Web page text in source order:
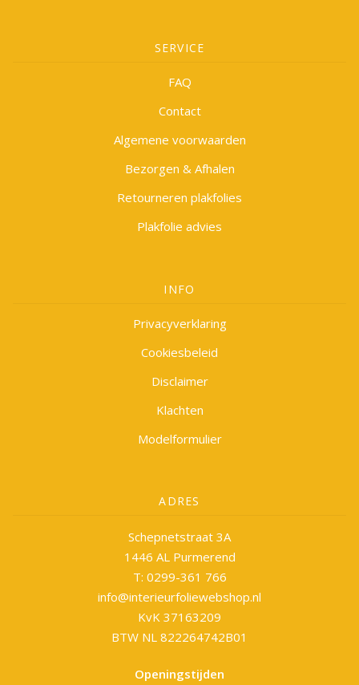
SERVICE
FAQ
Contact
Algemene voorwaarden
Bezorgen & Afhalen
Retourneren plakfolies
Plakfolie advies
INFO
Privacyverklaring
Cookiesbeleid
Disclaimer
Klachten
Modelformulier
ADRES
Schepnetstraat 3A
1446 AL Purmerend
T: 0299-361 766
info@interieurfoliewebshop.nl
KvK 37163209
BTW NL 822264742B01
Openingstijden